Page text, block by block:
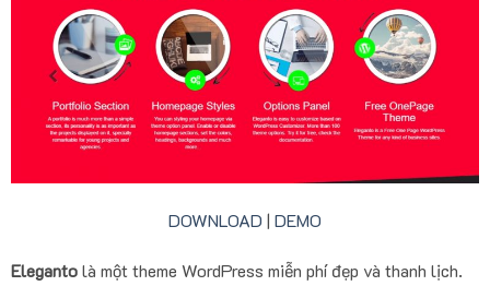
DOWNLOAD | DEMO
Elegantolà một theme WordPress miễn phí đẹp và thanh lịch.